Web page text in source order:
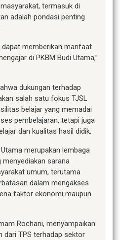
termasuk di
adalah pondasi penting
dapat memberikan manfaat
di PKBM Budi Utama,”
dukungan terhadap
salah satu fokus TJSL
belajar yang memadai
pembelajaran, tetapi juga
dan kualitas hasil didik.
merupakan lembaga
sarana
umum, terutama
dalam mengakses
faktor ekonomi maupun
Rochani, menyampaikan
dari TPS terhadap sektor